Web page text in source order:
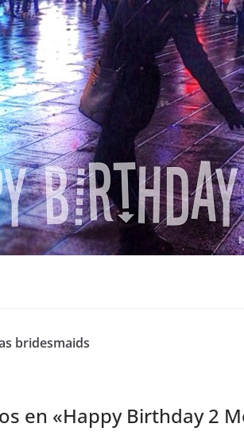
bridesmaids
en «Happy Birthday 2